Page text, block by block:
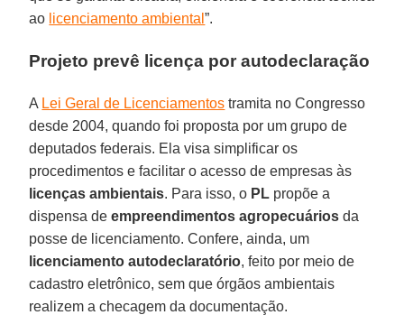
ao licenciamento ambiental”.
Projeto prevê licença por autodeclaração
A Lei Geral de Licenciamentos tramita no Congresso
desde 2004, quando foi proposta por um grupo de
deputados federais. Ela visa simplificar os
procedimentos e facilitar o acesso de empresas às
licenças ambientais. Para isso, o PL propõe a
dispensa deempreendimentos agropecuários da
posse de licenciamento. Confere, ainda, um
licenciamento autodeclaratório, feito por meio de
cadastro eletrônico, sem que órgãos ambientais
realizem a checagem da documentação.